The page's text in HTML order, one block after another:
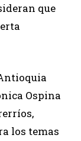
que
Ospina
los temas